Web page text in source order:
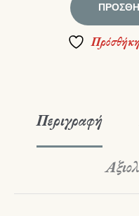
Περιγραφή